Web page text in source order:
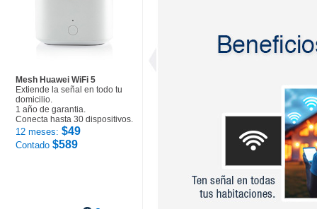
Mesh Huawei WiFi 5
Extiende la señal en todo tu
domicilio.
1 año de garantia.
Conecta hasta 30 dispositivos.
12 meses: $49
Contado $589